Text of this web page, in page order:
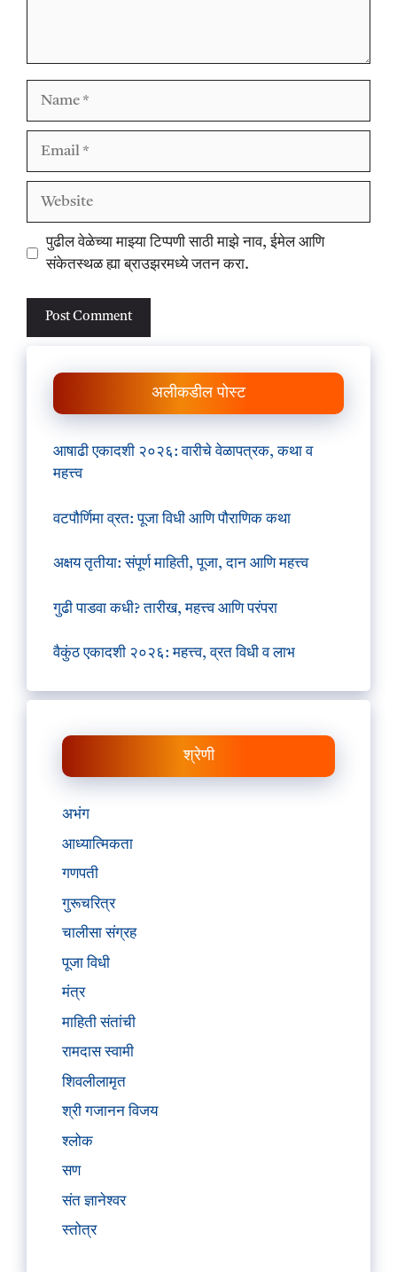
पुढील वेळेच्या माझ्या टिप्पणी साठी माझे नाव, ईमेल आणि
संकेतस्थळ ह्या ब्राउझरमध्ये जतन करा.
अलीकडील पोस्ट
आषाढी एकादशी २०२६: वारीचे वेळापत्रक, कथा व
महत्त्व
वटपौर्णिमा व्रत: पूजा विधी आणि पौराणिक कथा
अक्षय तृतीया: संपूर्ण माहिती, पूजा, दान आणि महत्त्व
गुढी पाडवा कधी? तारीख, महत्त्व आणि परंपरा
वैकुंठ एकादशी २०२६: महत्त्व, व्रत विधी व लाभ
श्रेणी
अभंग
आध्यात्मिकता
गणपती
गुरूचरित्र
चालीसा संग्रह
पूजा विधी
मंत्र
माहिती संतांची
रामदास स्वामी
शिवलीलामृत
श्री गजानन विजय
श्लोक
सण
संत ज्ञानेश्वर
स्तोत्र